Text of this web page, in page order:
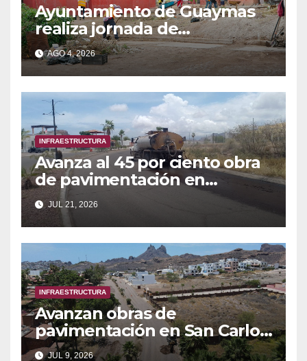
Ayuntamiento de Guaymas
realiza jornada de
mejoramiento en la colonia
Loma Dorada
AGO 4, 2026
INFRAESTRUCTURA
Avanza al 45 por ciento obra
de pavimentación en
avenida Los Yaquis de San
Carlos
JUL 21, 2026
INFRAESTRUCTURA
Avanzan obras de
pavimentación en San Carlos
y Guaymas
JUL 9, 2026